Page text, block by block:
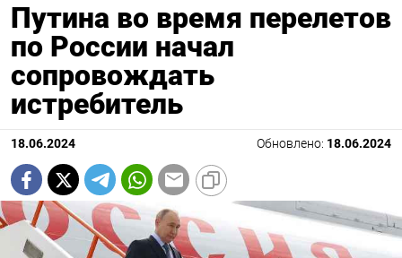
Путина во время перелетов
по России начал
сопровождать
истребитель
18.06.2024 Обновлено: 18.06.2024